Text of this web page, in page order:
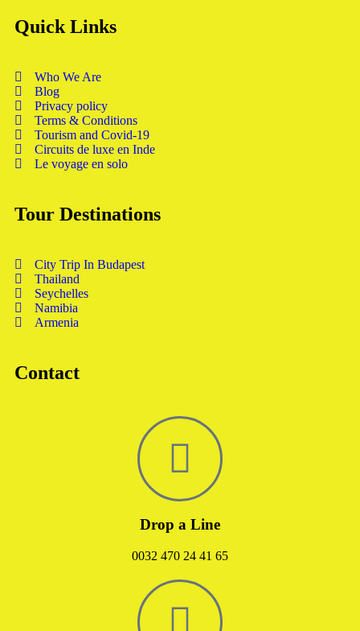
Quick Links
Who We Are
Blog
Privacy policy
Terms & Conditions
Tourism and Covid-19
Circuits de luxe en Inde
Le voyage en solo
Tour Destinations
City Trip In Budapest
Thailand
Seychelles
Namibia
Armenia
Contact
Drop a Line
0032 470 24 41 65